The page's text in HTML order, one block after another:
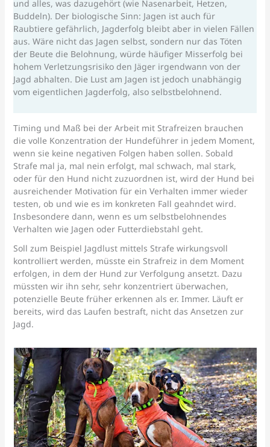
und alles, was dazugehört (wie Nasenarbeit, Hetzen,
Buddeln). Der biologische Sinn: Jagen ist auch für
Raubtiere gefährlich, Jagderfolg bleibt aber in vielen Fällen
aus. Wäre nicht das Jagen selbst, sondern nur das Töten
der Beute die Belohnung, würde häufiger Misserfolg bei
hohem Verletzungsrisiko den Jäger irgendwann von der
Jagd abhalten. Die Lust am Jagen ist jedoch unabhängig
vom eigentlichen Jagderfolg, also selbstbelohnend.
Timing und Maß bei der Arbeit mit Strafreizen brauchen
die volle Konzentration der Hundeführer in jedem Moment,
wenn sie keine negativen Folgen haben sollen. Sobald
Strafe mal ja, mal nein erfolgt, mal schwach, mal stark,
oder für den Hund nicht zuzuordnen ist, wird der Hund bei
ausreichender Motivation für ein Verhalten immer wieder
testen, ob und wie es im konkreten Fall geahndet wird.
Insbesondere dann, wenn es um selbstbelohnendes
Verhalten wie Jagen oder Futterdiebstahl geht.
Soll zum Beispiel Jagdlust mittels Strafe wirkungsvoll
kontrolliert werden, müsste ein Strafreiz in dem Moment
erfolgen, in dem der Hund zur Verfolgung ansetzt. Dazu
müssten wir ihn sehr, sehr konzentriert überwachen,
potenzielle Beute früher erkennen als er. Immer. Läuft er
bereits, wird das Laufen bestraft, nicht das Ansetzen zur
Jagd.